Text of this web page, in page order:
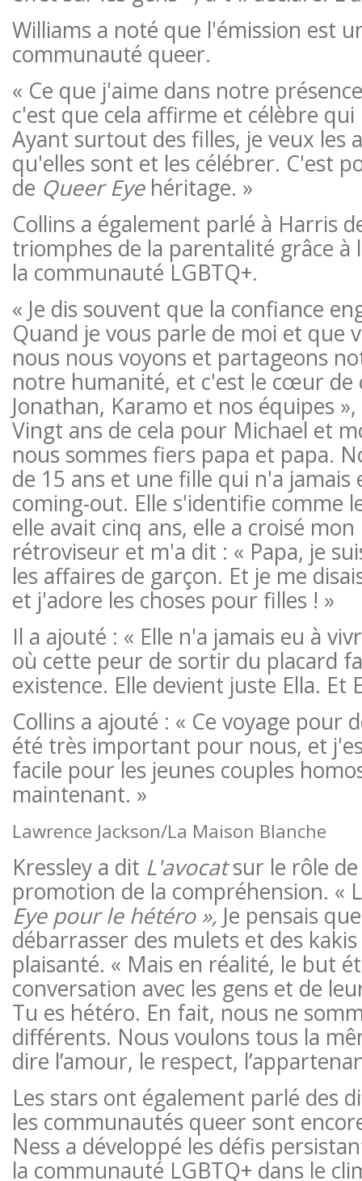
Williams a noté que l'émission est
communauté queer.
« Ce que j'aime dans notre
c'est que cela affirme et célèbre
Ayant surtout des filles, je veux les
qu'elles sont et les célébrer. C'est
de Queer Eye héritage. »
Collins a également parlé à Harris
triomphes de la parentalité grâce à
la communauté LGBTQ+.
« Je dis souvent que la confiance
Quand je vous parle de moi et que
nous nous voyons et partageons
notre humanité, et c'est le cœur de
Jonathan, Karamo et nos équipes
Vingt ans de cela pour Michael et
nous sommes fiers papa et papa.
de 15 ans et une fille qui n'a jamais
coming-out. Elle s'identifie comme
elle avait cinq ans, elle a croisé
rétroviseur et m'a dit : « Papa, je
les affaires de garçon. Et je me
et j'adore les choses pour filles ! »
Il a ajouté : « Elle n'a jamais eu à
où cette peur de sortir du placard
existence. Elle devient juste Ella. Et
Collins a ajouté : « Ce voyage pour
été très important pour nous, et
facile pour les jeunes couples
maintenant. »
Lawrence Jackson/La Maison Blanche
Kressley a dit L'avocatsur le rôle de
promotion de la compréhension. «
Eye pour le hétéro », Je pensais
débarrasser des mulets et des kakis
plaisanté. « Mais en réalité, le but
conversation avec les gens et de
Tu es hétéro. En fait, nous ne
différents. Nous voulons tous la
dire l’amour, le respect,
Les stars ont également parlé des
les communautés queer sont
Ness a développé les défis
la communauté LGBTQ+ dans le